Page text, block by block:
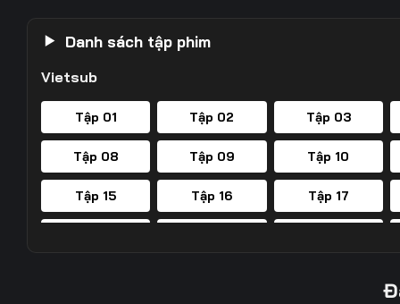
Danh sách tập phim
Vietsub
Tập 01 Tập 02 Tập 03
Tập 08 Tập 09 Tập 10
Tập 15 Tập 16 Tập 17